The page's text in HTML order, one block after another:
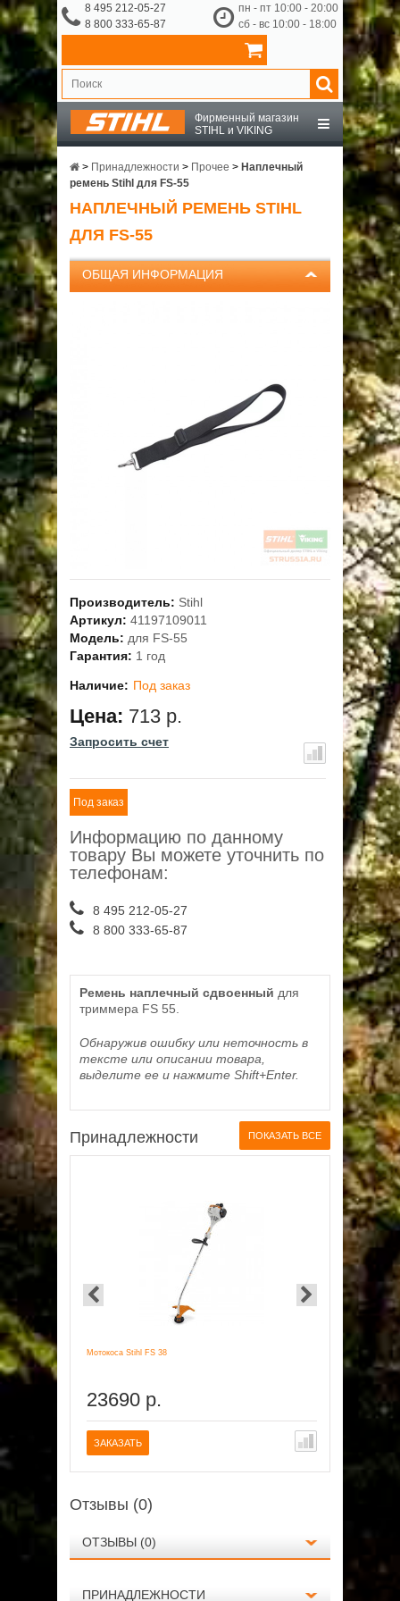
8 495 212-05-27
8 800 333-65-87
пн - пт 10:00 - 20:00
сб - вс 10:00 - 18:00
Фирменный магазин
STIHL и VIKING
STIHL
VIKING
OCHSENKOPF
АКЦИИ
> Принадлежности > Прочее > Наплечный
ремень Stihl для FS-55
НАПЛЕЧНЫЙ РЕМЕНЬ STIHL
ДЛЯ FS-55
ОБЩАЯ ИНФОРМАЦИЯ
Производитель: Stihl
Артикул: 41197109011
Модель: для FS-55
Гарантия: 1 год
Наличие: Под заказ
Цена: 713 р.
Запросить счет
Под заказ
Информацию по данному
товару Вы можете уточнить по
телефонам:
8 495 212-05-27
8 800 333-65-87
Ремень наплечный сдвоенный для
триммера FS 55.
Обнаружив ошибку или неточность в
тексте или описании товара,
выделите ее и нажмите Shift+Enter.
Принадлежности ПОКАЗАТЬ ВСЕ
Мотокоса Stihl FS 38
23690 р.
ЗАКАЗАТЬ
Отзывы (0)
ОТЗЫВЫ (0)
ПРИНАДЛЕЖНОСТИ